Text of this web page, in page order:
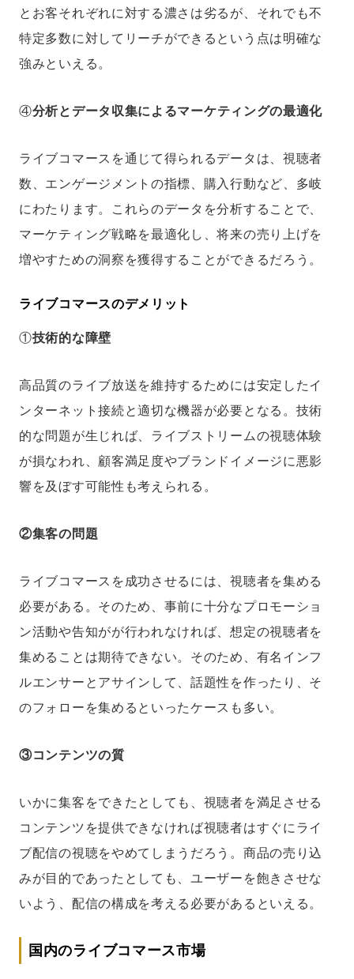
とお客それぞれに対する濃さは劣るが、それでも不
特定多数に対してリーチができるという点は明確な
強みといえる。
④分析とデータ収集によるマーケティングの最適化
ライブコマースを通じて得られるデータは、視聴者
数、エンゲージメントの指標、購入行動など、多岐
にわたります。これらのデータを分析することで、
マーケティング戦略を最適化し、将来の売り上げを
増やすための洞察を獲得することができるだろう。
ライブコマースのデメリット
①技術的な障壁
高品質のライブ放送を維持するためには安定したイ
ンターネット接続と適切な機器が必要となる。技術
的な問題が生じれば、ライブストリームの視聴体験
が損なわれ、顧客満足度やブランドイメージに悪影
響を及ぼす可能性も考えられる。
②集客の問題
ライブコマースを成功させるには、視聴者を集める
必要がある。そのため、事前に十分なプロモーショ
ン活動や告知がが行われなければ、想定の視聴者を
集めることは期待できない。そのため、有名インフ
ルエンサーとアサインして、話題性を作ったり、そ
のフォローを集めるといったケースも多い。
③コンテンツの質
いかに集客をできたとしても、視聴者を満足させる
コンテンツを提供できなければ視聴者はすぐにライ
ブ配信の視聴をやめてしまうだろう。商品の売り込
みが目的であったとしても、ユーザーを飽きさせな
いよう、配信の構成を考える必要があるといえる。
国内のライブコマース市場